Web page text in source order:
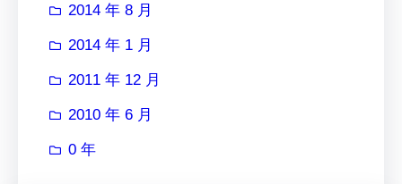
2014 年 8 月
2014 年 1 月
2011 年 12 月
2010 年 6 月
0 年